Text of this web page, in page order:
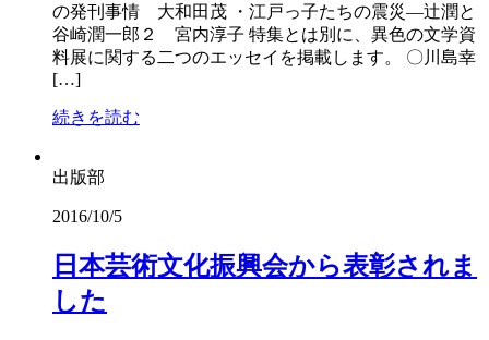
の発刊事情 大和田茂 ・江戸っ子たちの震災―辻潤と
谷崎潤一郎２ 宮内淳子 特集とは別に、異色の文学資
料展に関する二つのエッセイを掲載します。 〇川島幸
[…]
続きを読む
出版部
2016/10/5
日本芸術文化振興会から表彰されま
した